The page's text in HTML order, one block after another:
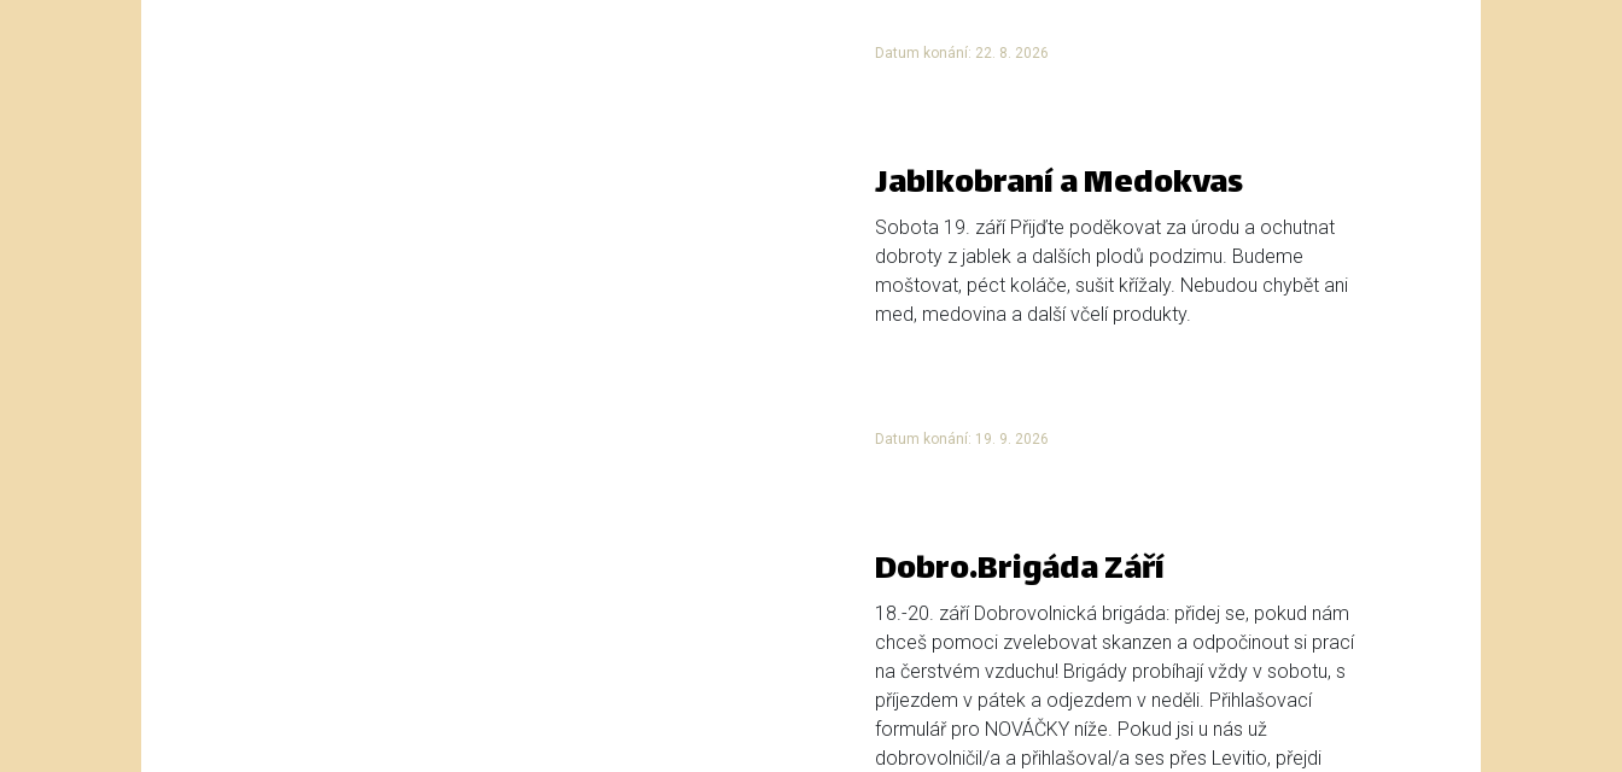
Datum konání: 22. 8. 2026
Jablkobraní a Medokvas
Sobota 19. září Přijďte poděkovat za úrodu a ochutnat
dobroty z jablek a dalších plodů podzimu. Budeme
moštovat, péct koláče, sušit křížaly. Nebudou chybět ani
med, medovina a další včelí produkty.
Datum konání: 19. 9. 2026
Dobro.Brigáda Září
18.-20. září Dobrovolnická brigáda: přidej se, pokud nám
chceš pomoci zvelebovat skanzen a odpočinout si prací
na čerstvém vzduchu! Brigády probíhají vždy v sobotu, s
příjezdem v pátek a odjezdem v neděli. Přihlašovací
formulář pro NOVÁČKY níže. Pokud jsi u nás už
dobrovolničil/a a přihlašoval/a ses přes Levitio, přejdi